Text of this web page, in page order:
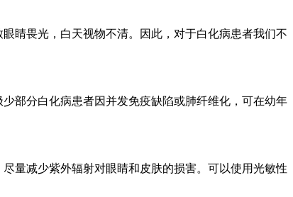
睛畏光，白天视物不清。因此，对于白化病患者我们不
部分白化病患者因并发免疫缺陷或肺纤维化，可在幼年
量减少紫外辐射对眼睛和皮肤的损害。可以使用光敏性